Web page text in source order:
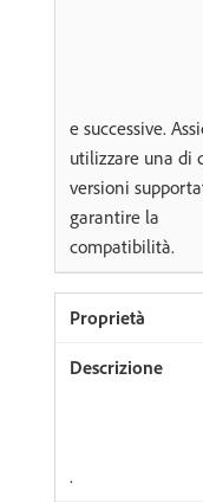
e successive.
utilizzare una di
versioni
garantire la
compatibilità.
.